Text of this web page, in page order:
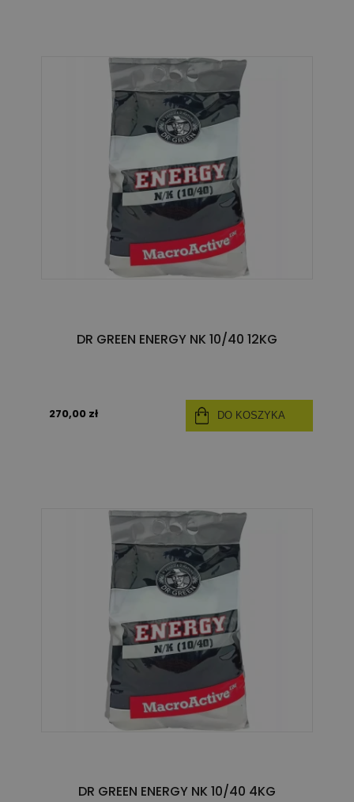
DR GREEN ENERGY NK 10/40 12KG
270,00 zł DO KOSZYKA
DR GREEN ENERGY NK 10/40 4KG